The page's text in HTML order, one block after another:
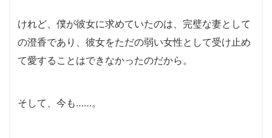
けれど、僕が彼女に求めていたのは、完璧な妻として
の澄香であり、彼女をただの弱い女性として受け止め
て愛することはできなかったのだから。
そして、今も……。